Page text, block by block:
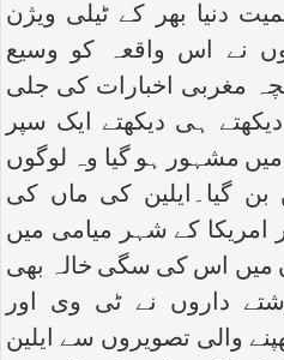
دنیا بھر کے ٹیلی ویژن
نے اس واقعہ کو وسیع
مغربی اخبارات کی جلی
ہی دیکھتے ایک سپر
مشہور ہو گیا وہ لوگوں
گیا۔ایلین کی ماں کی
کے شہر میامی میں
میں اس کی سگی خالہ بھی
داروں نے ٹی وی اور
والی تصویروں سے ایلین